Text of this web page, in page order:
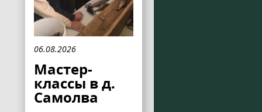
06.08.2026
Мастер-
классы в д.
Самолва